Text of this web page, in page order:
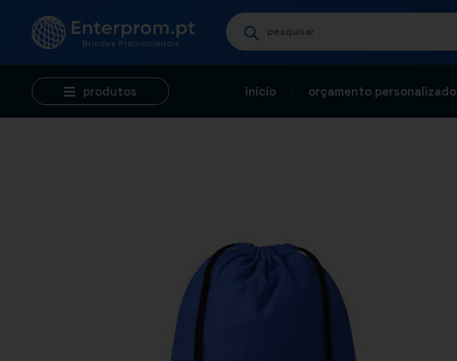
produtos início orçamento personalizado